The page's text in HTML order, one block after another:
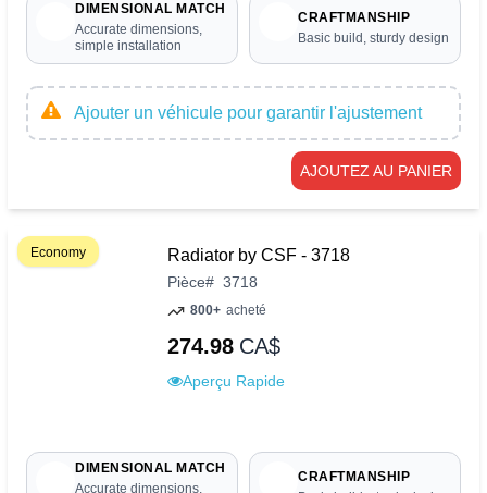
DIMENSIONAL MATCH
Accurate dimensions,
simple installation
CRAFTMANSHIP
Basic build, sturdy design
Ajouter un véhicule pour garantir l'ajustement
AJOUTEZ AU PANIER
Economy Radiator by CSF - 3718
Pièce# 3718
800+ acheté
274.98 CA$
Aperçu Rapide
DIMENSIONAL MATCH
Accurate dimensions,
CRAFTMANSHIP